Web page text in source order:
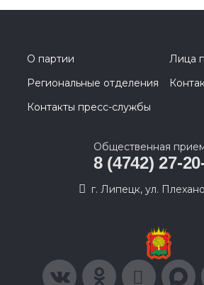
О партии
Лица
Региональные отделения
Контакты пресс-службы
Общественная
8 (4742) 27-
г. Липецк, ул.